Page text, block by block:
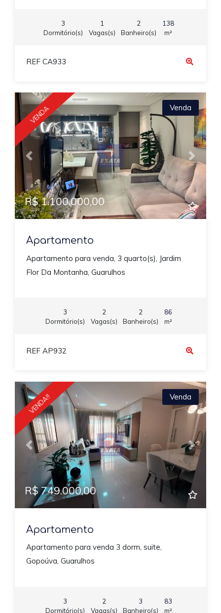
3
Dormitório(s)
1
Vagas(s)
2
Banheiro(s)
138
m²
REF CA933
Previous Next
VENDA Venda
R$ 1.100.000,00
Apartamento
Apartamento para venda, 3 quarto(s), Jardim
Flor Da Montanha, Guarulhos
3
Dormitório(s)
2
Vagas(s)
2
Banheiro(s)
86
m²
REF AP932
Previous Next
VENDA!! Venda
R$ 749.000,00
Apartamento
Apartamento para venda 3 dorm, suite,
Gopoúva, Guarulhos
3
Dormitório(s)
2
Vagas(s)
3
Banheiro(s)
83
m²